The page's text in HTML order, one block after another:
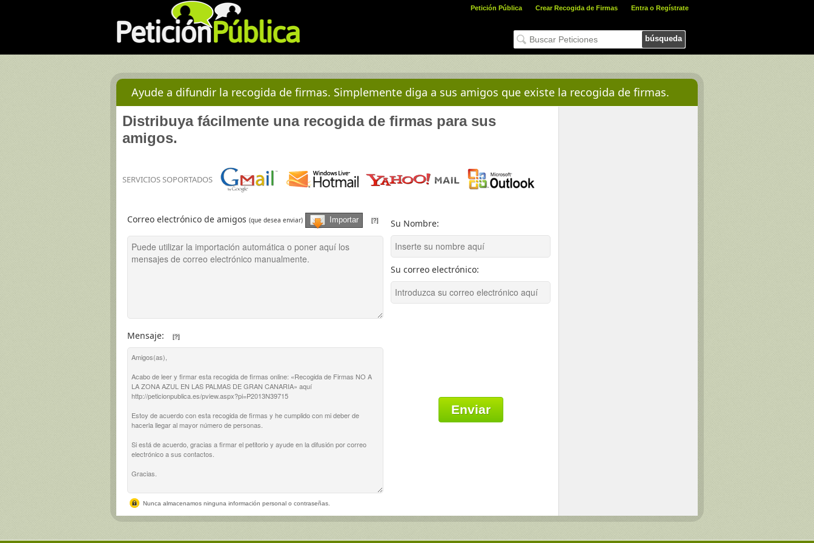
Petición Pública Crear Recogida de Firmas Entra o Regístrate
búsqueda
Ayude a difundir la recogida de firmas. Simplemente diga a sus amigos que existe la recogida de firmas.
Distribuya fácilmente una recogida de firmas para sus
amigos.
SERVICIOS SOPORTADOS
Correo electrónico de amigos (que desea enviar) Importar [?] Su Nombre:
Su correo electrónico:
Mensaje: [?]
Nunca almacenamos ninguna información personal o contraseñas.